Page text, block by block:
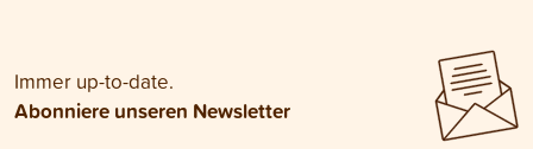
Immer up-to-date.
Abonniere unseren Newsletter